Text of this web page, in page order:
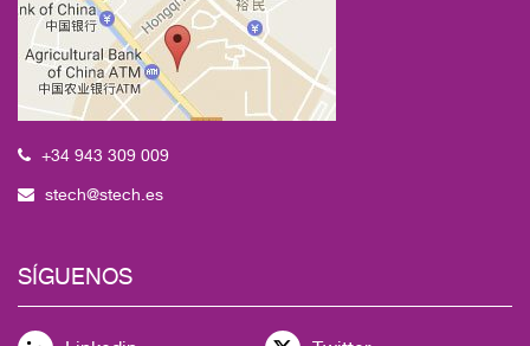
+34 943 309 009
stech@stech.es
SÍGUENOS